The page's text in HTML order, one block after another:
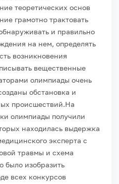
теоретических основ
грамотно трактовать
и правильно
на нем, определять
возникновения
вещественные
олимпиады очень
обстановка и
происшествий.На
олимпиады получили
находилась выдержка
эксперта с
травмы и схема
было изобразить
всех конкурсов